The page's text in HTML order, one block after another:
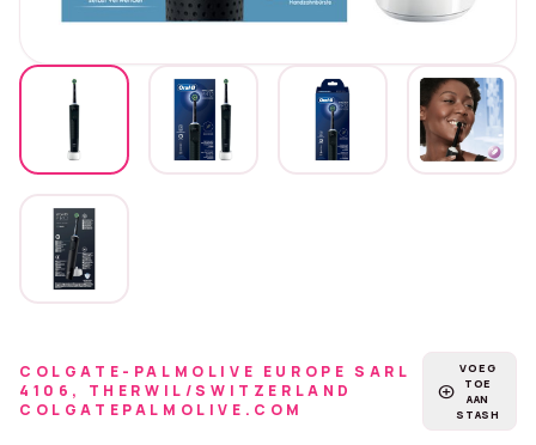
COLGATE-PALMOLIVE EUROPE SARL
4106, THERWIL/SWITZERLAND
COLGATEPALMOLIVE.COM
add_circle
VOEG
TOE
AAN
STASH